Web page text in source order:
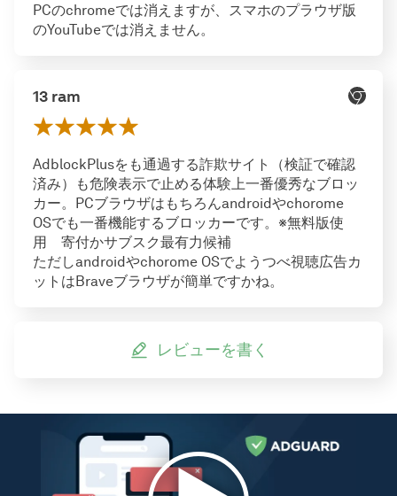
PCのchromeでは消えますが、スマホのプラウザ版
のYouTubeでは消えません。
13 ram
AdblockPlusをも通過する詐欺サイト（検証で確認
済み）も危険表示で止める体験上一番優秀なブロッ
カー。PCブラウザはもちろんandroidやchorome
OSでも一番機能するブロッカーです。※無料版使
用 寄付かサブスク最有力候補
ただしandroidやchorome OSでようつべ視聴広告カ
ットはBraveブラウザが簡単ですかね。
レビューを書く